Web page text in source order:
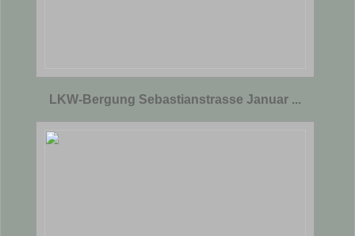
LKW-Bergung Sebastianstrasse Januar ...